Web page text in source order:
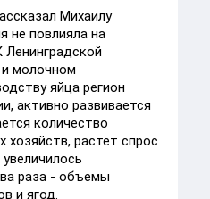
Михаилу
не повлияла на
молочном
яйца регион
активно развивается
количество
хозяйств, растет спрос
раза - объемы
и ягод.